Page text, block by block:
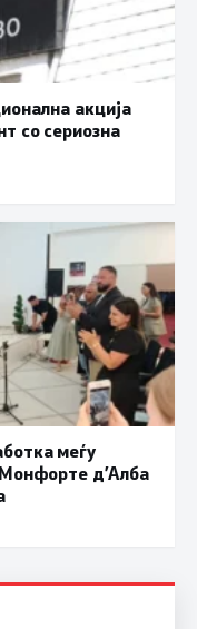
акција
со сериозна
меѓу
д’Алба